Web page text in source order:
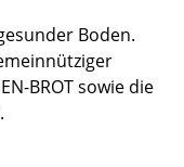
Boden.
BROT sowie die